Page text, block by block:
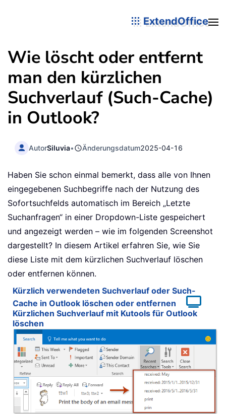
ExtendOffice
Wie löscht oder entfernt
man den kürzlichen
Suchverlauf (Such-Cache)
in Outlook?
AutorSiluvia• Änderungsdatum2025-04-16
Haben Sie schon einmal bemerkt, dass alle von Ihnen
eingegebenen Suchbegriffe nach der Nutzung des
Sofortsuchfelds automatisch im Bereich „Letzte
Suchanfragen“ in einer Dropdown-Liste gespeichert
und angezeigt werden – wie im folgenden Screenshot
dargestellt? In diesem Artikel erfahren Sie, wie Sie
diese Liste mit dem kürzlichen Suchverlauf löschen
oder entfernen können.
Kürzlich verwendeten Suchverlauf oder Such-
Cache in Outlook löschen oder entfernen
Kürzlichen Suchverlauf mit Kutools für Outlook
löschen